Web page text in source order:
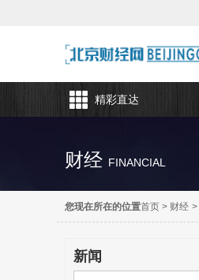
精彩直达
财经 FINANCIAL
您现在所在的位置首页 > 财经 >
新闻